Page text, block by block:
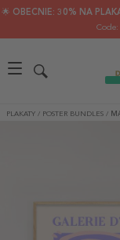
🌟 OBECNIE: 30% NA
PLAKATY / POSTER BUNDLES /